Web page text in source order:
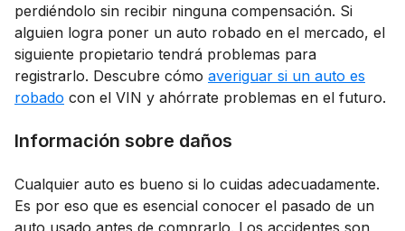
perdiéndolo sin recibir ninguna compensación. Si
alguien logra poner un auto robado en el mercado, el
siguiente propietario tendrá problemas para
registrarlo. Descubre cómo averiguar si un auto es
robado con el VIN y ahórrate problemas en el futuro.
Información sobre daños
Cualquier auto es bueno si lo cuidas adecuadamente.
Es por eso que es esencial conocer el pasado de un